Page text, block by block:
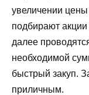
увеличении
подбирают
далее
необходимой
быстрый закуп.
приличным.